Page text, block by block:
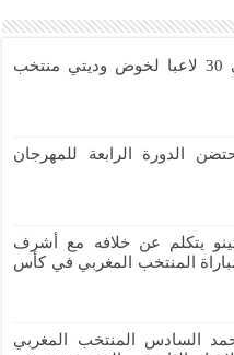
الركراكي يستدعي 30 لاعبا لخوض وديتي منتخب
الدورة الرابعة للمهرجان
يتكلم عن خلافه مع أشرف
المنتخب المغربي في كأس
السادس المنتخب المغربي